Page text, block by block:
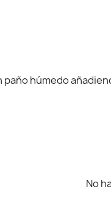
húmedo
No